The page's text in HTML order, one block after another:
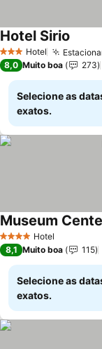
3 EstrelasHotel
Hotel Sirio
8,0 Muito boa 273
Selecione as
exatos.
4 EstrelasHotel
Museum
8,1 Muito boa 115
Selecione as
exatos.